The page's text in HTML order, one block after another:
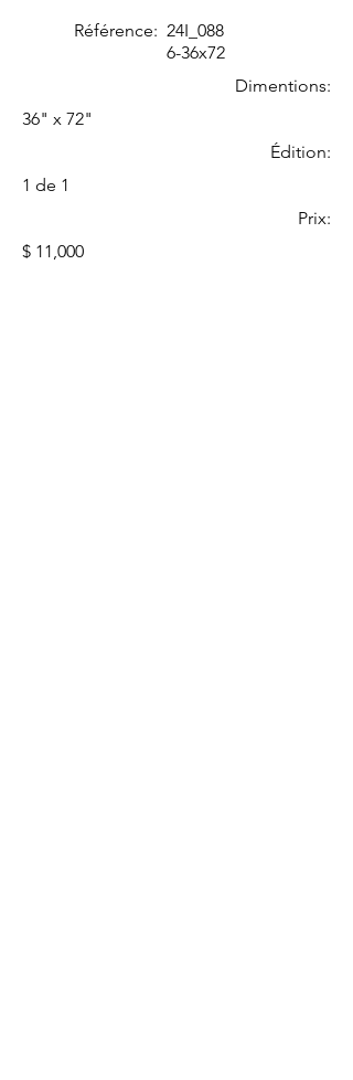
Référence: 24I_088
6-36x72
Dimentions:
36" x 72"
Édition:
1 de 1
Prix:
$ 11,000